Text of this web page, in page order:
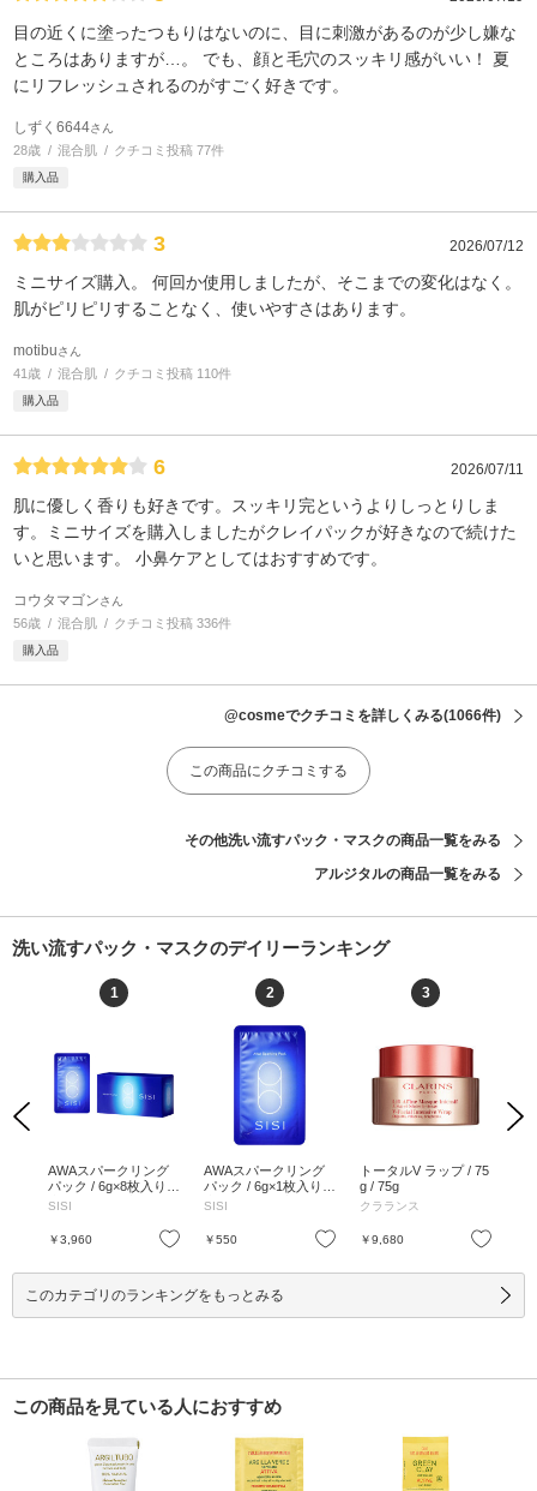
目の近くに塗ったつもりはないのに、目に刺激があるのが少し嫌な
ところはありますが…。 でも、顔と毛穴のスッキリ感がいい！ 夏
にリフレッシュされるのがすごく好きです。
しずく6644さん
28歳 混合肌 クチコミ投稿 77件
購入品
3 2026/07/12
ミニサイズ購入。 何回か使用しましたが、そこまでの変化はなく。
肌がピリピリすることなく、使いやすさはあります。
motibuさん
41歳 混合肌 クチコミ投稿 110件
購入品
6 2026/07/11
肌に優しく香りも好きです。スッキリ完というよりしっとりしま
す。ミニサイズを購入しましたがクレイパックが好きなので続けた
いと思います。 小鼻ケアとしてはおすすめです。
コウタマゴンさん
56歳 混合肌 クチコミ投稿 336件
購入品
@cosmeでクチコミを詳しくみる(1066件)
この商品にクチコミする
その他洗い流すパック・マスクの商品一覧をみる
アルジタルの商品一覧をみる
洗い流すパック・マスクのデイリーランキング
Previous
お気に入り
1
AWAスパークリング
パック / 6g×8枚入り /
本体 / 6g×8枚入り
SISI
￥3,960 お気に入り
2
AWAスパークリング
パック / 6g×1枚入り /
本体 / 6g×1枚入り
SISI
￥550 お気に入り
3
トータルV ラップ / 75
g / 75g
クラランス
￥9,680
Next
このカテゴリのランキングをもっとみる
この商品を見ている人におすすめ